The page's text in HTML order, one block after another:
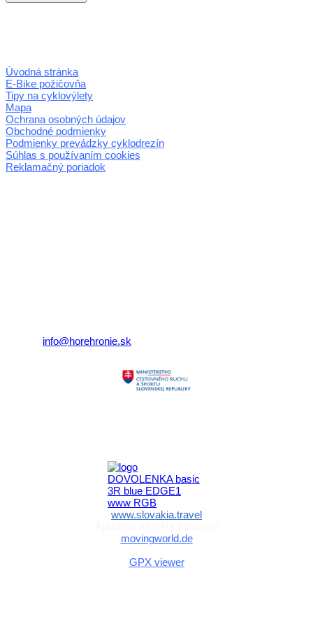
Úvodná stránka
E-Bike požičovňa
Tipy na cyklovýlety
Mapa
Ochrana osobných údajov
Obchodné podmienky
Podmienky prevádzky cyklodrezín
Súhlas s používaním cookies
Reklamačný poriadok
info@horehronie.sk
www.slovakia.travel
movingworld.de
GPX viewer